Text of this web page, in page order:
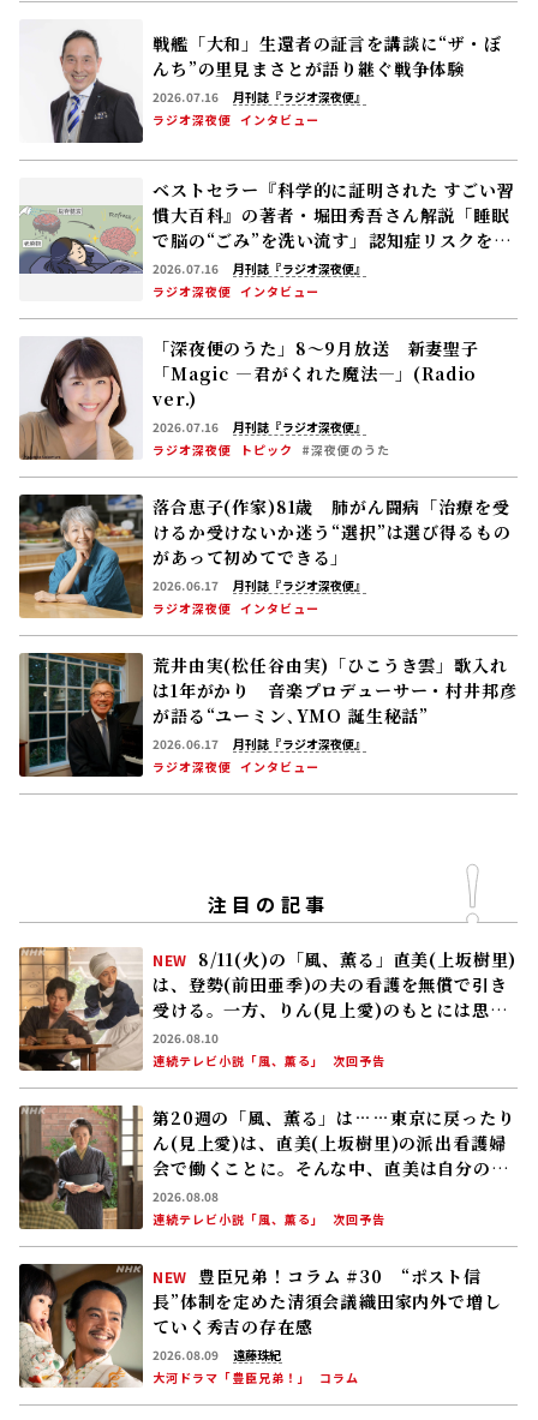
戦艦「大和」生還者の証言を講談に――“ザ・ぼ
んち”の里見まさとが語り継ぐ戦争体験
2026.07.16
月刊誌『ラジオ深夜便』
ラジオ深夜便 インタビュー
ベストセラー『科学的に証明された すごい習
慣大百科』の著者・堀田秀吾さん解説「睡眠
で脳の“ごみ”を洗い流す」――認知症リスクを下
げる休養の新常識
2026.07.16
月刊誌『ラジオ深夜便』
ラジオ深夜便 インタビュー
「深夜便のうた」8～9月放送 新妻聖子
「Magic ―君がくれた魔法―」(Radio
ver.)
2026.07.16
月刊誌『ラジオ深夜便』
ラジオ深夜便
トピック #深夜便のうた
落合恵子(作家)81歳 肺がん闘病「治療を受
けるか受けないか迷う――“選択”は選び得るもの
があって初めてできる」
2026.06.17
月刊誌『ラジオ深夜便』
ラジオ深夜便 インタビュー
荒井由実(松任谷由実)「ひこうき雲」歌入れ
は1年がかり 音楽プロデューサー・村井邦彦
が語る“ユーミン､YMO 誕生秘話”
2026.06.17
月刊誌『ラジオ深夜便』
ラジオ深夜便 インタビュー
注目の記事
NEW
8/11(火)の「風、薫る」直美(上坂樹里)
は、登勢(前田亜季)の夫の看護を無償で引き
受ける。一方、りん(見上愛)のもとには思わ
ぬ来訪者が……
2026.08.10
連続テレビ小説「風、薫る」
次回予告
第20週の「風、薫る」は……東京に戻ったり
ん(見上愛)は、直美(上坂樹里)の派出看護婦
会で働くことに。そんな中、直美は自分の理
想とした無償の看護を始める
2026.08.08
連続テレビ小説「風、薫る」
次回予告
NEW
豊臣兄弟！コラム #30 “ポスト信
長”体制を定めた清須会議――織田家内外で増し
ていく秀吉の存在感
2026.08.09
遠藤珠紀
大河ドラマ「豊臣兄弟！」
コラム